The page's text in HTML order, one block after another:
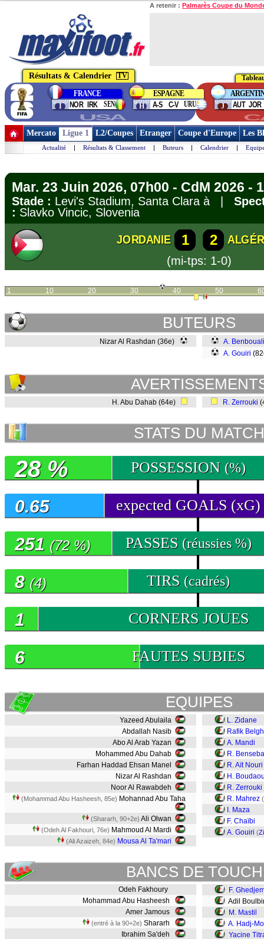
A retenir : Palmarès Coupe du
Résultats & Calendrier TV
group
I
FRANCE
SEN
NOR IRK group
H
ESPAGNE
URU
A-S C-V group
J
AUT JOR
USA
Mercato Ligue 1 L2/Coupes Etranger Coupe d'Europe Les
Actualité | Résultats & Classement | Buteurs | Calendrier |
Mar. 23 Juin 2026, 07h00 - CdM 2026 -
Stade : Levi's Stadium, Santa Clara à |
: Slavko Vincic, Slovenia
JORDANIE 1 2
(mi-tps: 1-0)
1 10 20 30 40 50
BUTEURS
Nizar Al Rashdan (36e)
A. Benbouali
A. Gouiri
H. Abu Dahab (64e) R. Zerrouki
STATS DU MATCH
POSSESSION (%)
28 %
expected GOALS (xG)
0.65
PASSES (réussies %)
251 (72 %)
TIRS (cadrés)
8 (4)
CORNERS JOUES
1
FAUTES SUBIES
6
EQUIPES
Yazeed Abulaila
Abdallah Nasib
Abo Al Arab Yazan
Mohammed Abu Dahab
Farhan Haddad Ehsan Manel
Nizar Al Rashdan
Noor Al Rawabdeh
(Mohammad Abu Hasheesh, 85e) Mohannad Abu Taha
(Shararh, 90+2e) Ali Olwan
(Odeh Al Fakhouri, 76e) Mahmoud Al Mardi
(Ali Azaizeh, 84e) Mousa Al Ta'mari
L. Zidane
Rafik
A. Mandi
R.
R. Aït Nouri
H.
R. Zerrouki
R. Mahrez (
I. Maza
F. Chaïbi
A. Gouiri (
BANCS DE
Odeh Fakhoury
Mohammad Abu Hasheesh
Amer Jamous
(entré à la 90+2e) Shararh
Ibrahim Sa'deh
F.
Adil
M. Mastil
A. Hadj-
Yacine